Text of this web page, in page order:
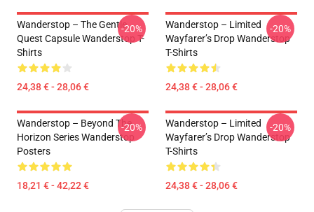
Wanderstop – The Gentle
Quest Capsule Wanderstop T-
Shirts
24,38 € - 28,06 €
-20%
Wanderstop – Limited
Wayfarer’s Drop Wanderstop
T-Shirts
24,38 € - 28,06 €
-20%
Wanderstop – Beyond The
Horizon Series Wanderstop
Posters
18,21 € - 42,22 €
-20%
Wanderstop – Limited
Wayfarer’s Drop Wanderstop
T-Shirts
24,38 € - 28,06 €
-20%